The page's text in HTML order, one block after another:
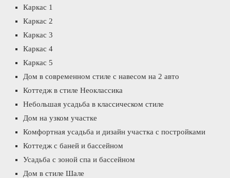
Каркас 1
Каркас 2
Каркас 3
Каркас 4
Каркас 5
Дом в современном стиле с навесом на 2 авто
Коттедж в стиле Неоклассика
Небольшая усадьба в классическом стиле
Дом на узком участке
Комфортная усадьба и дизайн участка с постройками
Коттедж с баней и бассейном
Усадьба с зоной спа и бассейном
Дом в стиле Шале